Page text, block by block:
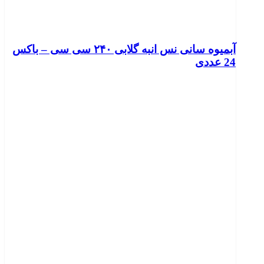
آبمیوه سانی نس انبه گلابی ۲۴۰ سی سی – باکس
24 عددی